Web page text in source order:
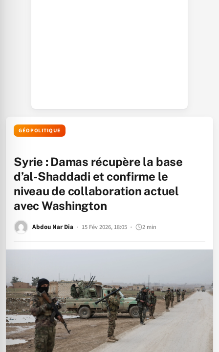
GÉOPOLITIQUE
Syrie : Damas récupère la base
d’al-Shaddadi et confirme le
niveau de collaboration actuel
avec Washington
Abdou Nar Dia 15 Fév 2026, 18:05 2 min